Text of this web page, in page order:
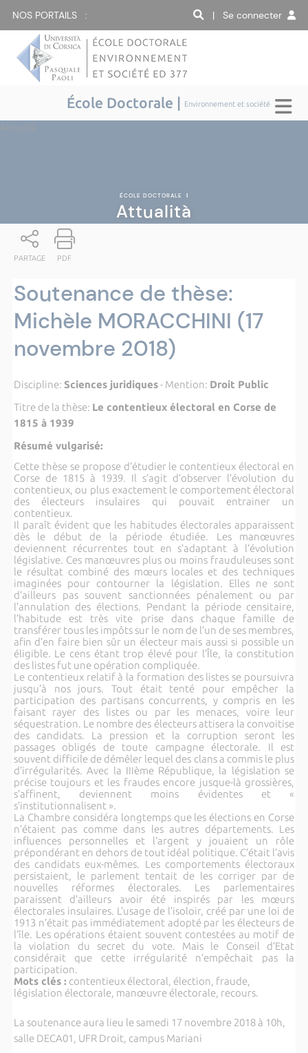
NOS PORTAILS : | Se connecter
École Doctorale | Environnement et société
ÉCOLE DOCTORALE |
Attualità
PARTAGE PDF
Soutenance de thèse:
Michèle MORACCHINI (17
novembre 2018)
Discipline: Sciences juridiques- Mention: Droit Public
Titre de la thèse: Le contentieux électoral en Corse de
1815 à 1939
Résumé vulgarisé:
Cette thèse se propose d’étudier le contentieux électoral en
Corse de 1815 à 1939. Il s’agit d’observer l’évolution du
contentieux, ou plus exactement le comportement électoral
des électeurs insulaires qui pouvait entrainer un
contentieux.
Il paraît évident que les habitudes électorales apparaissent
dès le début de la période étudiée. Les manœuvres
deviennent récurrentes tout en s’adaptant à l’évolution
législative. Ces manœuvres plus ou moins frauduleuses sont
le résultat combiné des mœurs locales et des techniques
imaginées pour contourner la législation. Elles ne sont
d’ailleurs pas souvent sanctionnées pénalement ou par
l’annulation des élections. Pendant la période censitaire,
l’habitude est très vite prise dans chaque famille de
transférer tous les impôts sur le nom de l’un de ses membres,
afin d’en faire bien sûr un électeur mais aussi si possible un
éligible. Le cens étant trop élevé pour l’Île, la constitution
des listes fut une opération compliquée.
Le contentieux relatif à la formation des listes se poursuivra
jusqu’à nos jours. Tout était tenté pour empêcher la
participation des partisans concurrents, y compris en les
faisant rayer des listes ou par les menaces, voire leur
séquestration. Le nombre des électeurs attisera la convoitise
des candidats. La pression et la corruption seront les
passages obligés de toute campagne électorale. Il est
souvent difficile de démêler lequel des clans a commis le plus
d’irrégularités. Avec la IIIème République, la législation se
précise toujours et les fraudes encore jusque-là grossières,
s’affinent, deviennent moins évidentes et «
s’institutionnalisent ».
La Chambre considéra longtemps que les élections en Corse
n’étaient pas comme dans les autres départements. Les
influences personnelles et l’argent y jouaient un rôle
prépondérant en dehors de tout idéal politique. C’était l’avis
des candidats eux-mêmes. Les comportements électoraux
persistaient, le parlement tentait de les corriger par de
nouvelles réformes électorales. Les parlementaires
paraissent d’ailleurs avoir été inspirés par les mœurs
électorales insulaires. L’usage de l’isoloir, créé par une loi de
1913 n’était pas immédiatement adopté par les électeurs de
l’île. Les opérations étaient souvent contestées au motif de
la violation du secret du vote. Mais le Conseil d’Etat
considérait que cette irrégularité n’empêchait pas la
participation.
Mots clés : contentieux électoral, élection, fraude,
législation électorale, manœuvre électorale, recours.
La soutenance aura lieu le samedi 17 novembre 2018 à 10h,
salle DECA01, UFR Droit, campus Mariani